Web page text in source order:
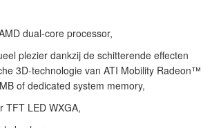
dual-core processor,
plezier dankzij de schitterende effecten
3D-technologie van ATI Mobility Radeon™
of dedicated system memory,
TFT LED WXGA,